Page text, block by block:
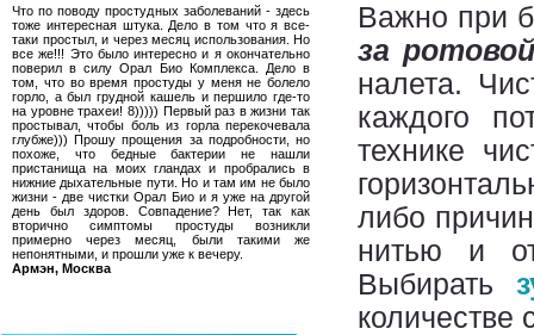
Что по поводу простудных заболеваний - здесь
тоже интересная штука. Дело в том что я все-
таки простыл, и через месяц использования. Но
все же!!! Это было интересно и я окончательно
поверил в силу Орал Био Комплекса. Дело в
том, что во время простуды у меня не болело
горло, а был грудной кашель и першило где-то
на уровне трахеи! 8))))) Первый раз в жизни так
простывал, чтобы боль из горла перекочевала
глубже))) Прошу прощения за подробности, но
похоже, что бедные бактерии не нашли
пристанища на моих гландах и пробрались в
нижние дыхательные пути. Но и там им не было
жизни - две чистки Орал Био и я уже на другой
день был здоров. Совпадение? Нет, так как
вторично симптомы простуды возникли
примерно через месяц, были такими же
непонятными, и прошли уже к вечеру.
Армэн, Москва
Важно при
за
налета.
каждого
технике
либо
нитью и
Выбирать
количестве